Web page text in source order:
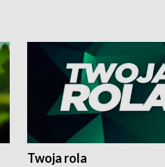
Twoja rola